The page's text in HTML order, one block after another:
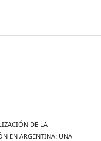
DE LA
EN ARGENTINA: UNA